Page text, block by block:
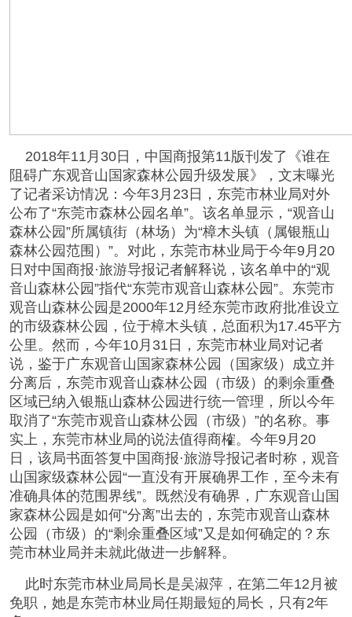
2018年11月30日，中国商报第11版刊发了《谁在
阻碍广东观音山国家森林公园升级发展》，文末曝光
了记者采访情况：今年3月23日，东莞市林业局对外
公布了“东莞市森林公园名单”。该名单显示，“观音山
森林公园”所属镇街（林场）为“樟木头镇（属银瓶山
森林公园范围）”。对此，东莞市林业局于今年9月20
日对中国商报·旅游导报记者解释说，该名单中的“观
音山森林公园”指代“东莞市观音山森林公园”。东莞市
观音山森林公园是2000年12月经东莞市政府批准设立
的市级森林公园，位于樟木头镇，总面积为17.45平方
公里。然而，今年10月31日，东莞市林业局对记者
说，鉴于广东观音山国家森林公园（国家级）成立并
分离后，东莞市观音山森林公园（市级）的剩余重叠
区域已纳入银瓶山森林公园进行统一管理，所以今年
取消了“东莞市观音山森林公园（市级）”的名称。事
实上，东莞市林业局的说法值得商榷。今年9月20
日，该局书面答复中国商报·旅游导报记者时称，观音
山国家级森林公园“一直没有开展确界工作，至今未有
准确具体的范围界线”。既然没有确界，广东观音山国
家森林公园是如何“分离”出去的，东莞市观音山森林
公园（市级）的“剩余重叠区域”又是如何确定的？东
莞市林业局并未就此做进一步解释。
此时东莞市林业局局长是吴淑萍，在第二年12月被
免职，她是东莞市林业局任期最短的局长，只有2年